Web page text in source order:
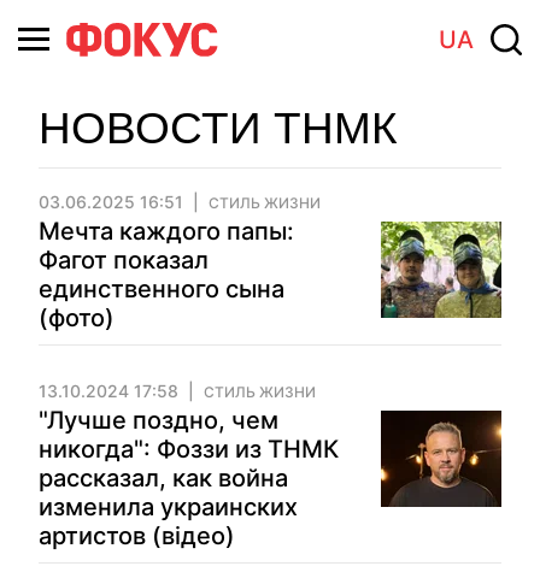
UA
НОВОСТИ ТНМК
03.06.2025 16:51 СТИЛЬ ЖИЗНИ
Мечта каждого папы:
Фагот показал
единственного сына
(фото)
13.10.2024 17:58 СТИЛЬ ЖИЗНИ
"Лучше поздно, чем
никогда": Фоззи из ТНМК
рассказал, как война
изменила украинских
артистов (відео)